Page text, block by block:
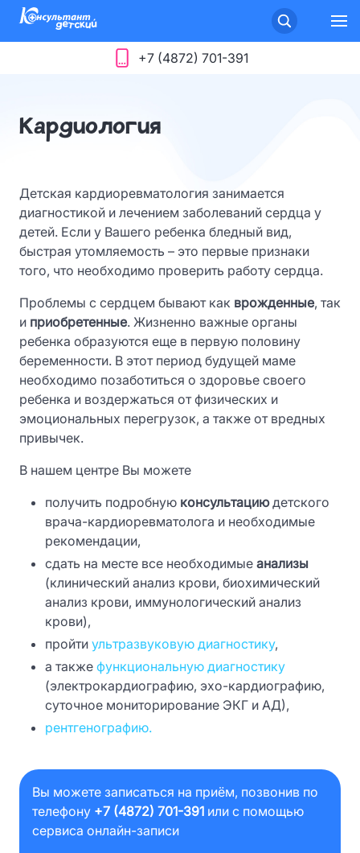
+7 (4872) 701-391
Кардиология
Детская кардиоревматология занимается
диагностикой и лечением заболеваний сердца у
детей. Если у Вашего ребенка бледный вид,
быстрая утомляемость – это первые признаки
того, что необходимо проверить работу сердца.
Проблемы с сердцем бывают как врожденные, так
и приобретенные. Жизненно важные органы
ребенка образуются еще в первую половину
беременности. В этот период будущей маме
необходимо позаботиться о здоровье своего
ребенка и воздержаться от физических и
эмоциональных перегрузок, а также от вредных
привычек.
В нашем центре Вы можете
получить подробную консультациюдетского
врача-кардиоревматолога и необходимые
рекомендации,
сдать на месте все необходимые анализы
(клинический анализ крови, биохимический
анализ крови, иммунологический анализ
крови),
пройти ультразвуковую диагностику,
а также функциональную диагностику
(электрокардиографию, эхо-кардиографию,
суточное мониторирование ЭКГ и АД),
рентгенографию.
Вы можете записаться на приём, позвонив по
телефону +7 (4872) 701-391 или с помощью
сервиса онлайн-записи